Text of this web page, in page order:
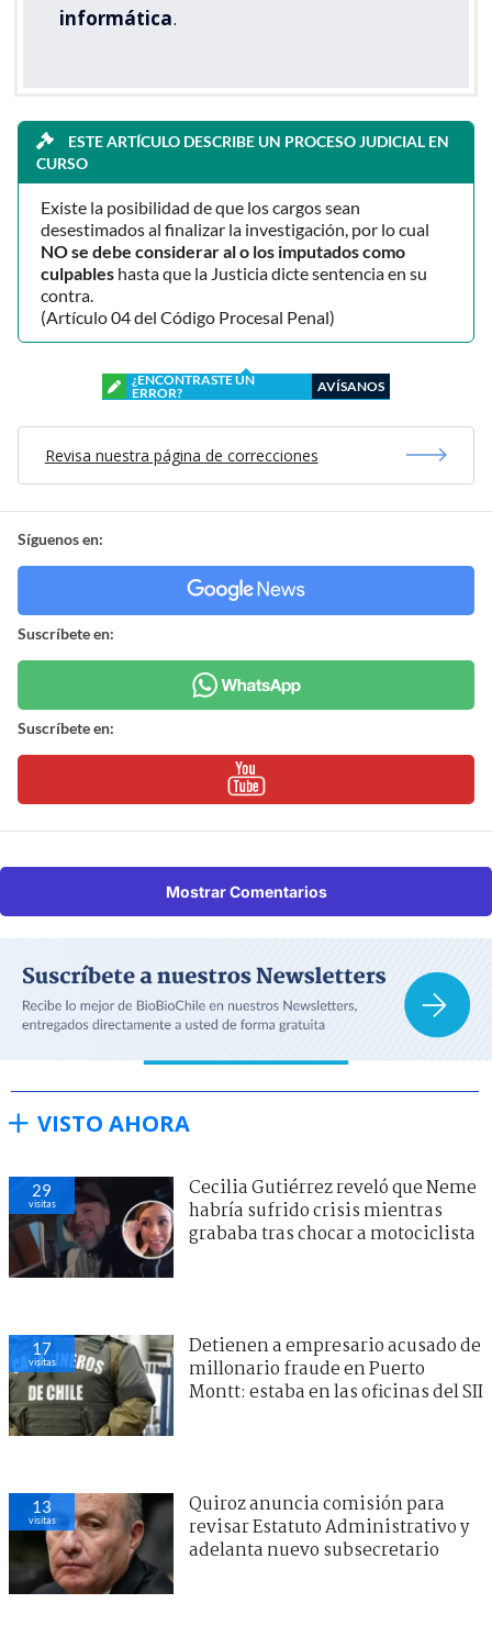
informática.
ESTE ARTÍCULO DESCRIBE UN PROCESO JUDICIAL EN
CURSO
Existe la posibilidad de que los cargos sean
desestimados al finalizar la investigación, por lo cual
NO se debe considerar al o los imputados como
culpables hasta que la Justicia dicte sentencia en su
contra.
(Artículo 04 del Código Procesal Penal)
¿ENCONTRASTE UN
ERROR?
AVÍSANOS
Revisa nuestra página de correcciones
Síguenos en:
Suscríbete en:
Suscríbete en:
Mostrar Comentarios
VISTO AHORA
29
visitas
Cecilia Gutiérrez reveló que Neme
habría sufrido crisis mientras
grababa tras chocar a motociclista
17
visitas
Detienen a empresario acusado de
millonario fraude en Puerto
Montt: estaba en las oficinas del SII
13
visitas
Quiroz anuncia comisión para
revisar Estatuto Administrativo y
adelanta nuevo subsecretario